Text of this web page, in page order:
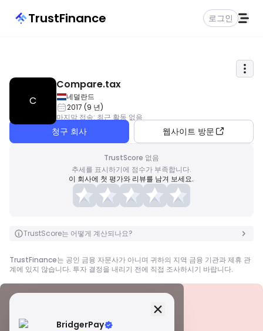
TrustFinance 로그인
C
Compare.tax
네덜란드
2017 (9 년)
마지막 접속: 최근 활동 없음
청구 회사 웹사이트 방문
TrustScore 없음
추세를 표시하기에 점수가 부족합니다.
이 회사에 첫 평가와 리뷰를 남겨 보세요.
TrustScore는 어떻게 계산되나요?
TrustFinance는 공인 금융 자문사가 아니며 귀하의 지역 금융 기관과 제휴 관
계에 있지 않습니다. 투자 결정을 내리기 전에 직접 조사하시기 바랍니다.
BridgerPay
보안 정보